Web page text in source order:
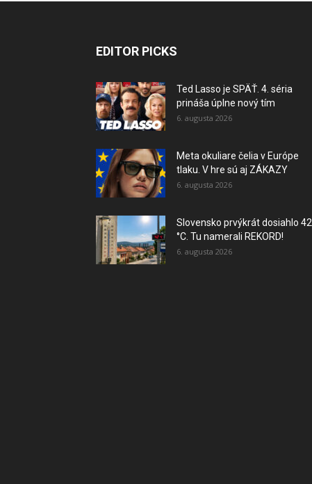
EDITOR PICKS
Ted Lasso je SPÄŤ. 4. séria
prináša úplne nový tím
6. augusta 2026
Meta okuliare čelia v Európe
tlaku. V hre sú aj ZÁKAZY
6. augusta 2026
Slovensko prvýkrát dosiahlo 42
°C. Tu namerali REKORD!
6. augusta 2026